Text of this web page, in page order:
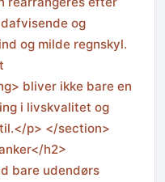
og
og milde regnskyl.
bliver ikke bare en
i livskvalitet og
p> </section>
h2>
bare udendørs